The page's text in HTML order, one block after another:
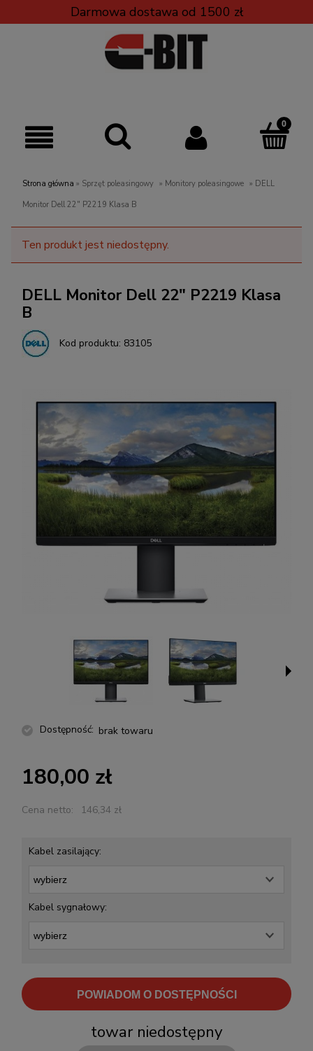
Darmowa dostawa od 1500 zł
Strona główna » Sprzęt poleasingowy » Monitory poleasingowe » DELL
Monitor Dell 22" P2219 Klasa B
Ten produkt jest niedostępny.
DELL Monitor Dell 22" P2219 Klasa
B
Kod produktu: 83105
Dostępność: brak towaru
180,00 zł
Cena netto: 146,34 zł
Kabel zasilający:
Kabel sygnałowy:
POWIADOM O DOSTĘPNOŚCI
towar niedostępny